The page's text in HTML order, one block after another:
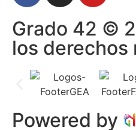
Grado 42 ©
los derechos
Powered by